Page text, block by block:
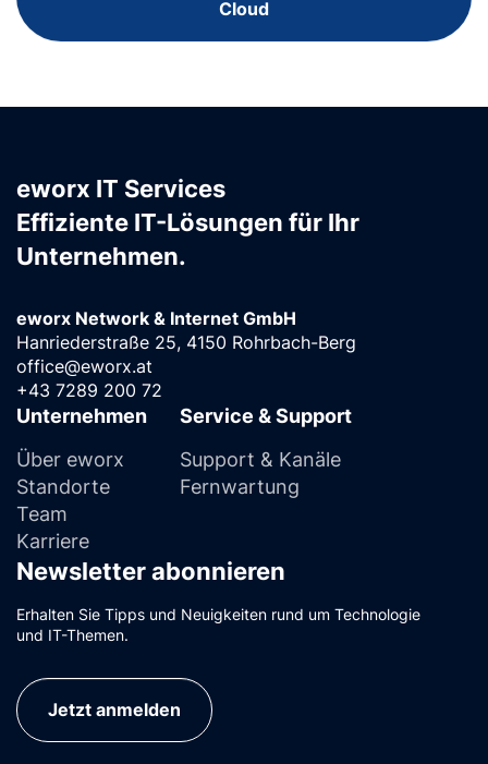
Cloud
eworx IT Services
Effiziente IT-Lösungen für Ihr
Unternehmen.
eworx Network & Internet GmbH
Hanriederstraße 25, 4150 Rohrbach-Berg
office@eworx.at
+43 7289 200 72
Unternehmen
Über eworx
Standorte
Team
Karriere
Service & Support
Support & Kanäle
Fernwartung
Newsletter abonnieren
Erhalten Sie Tipps und Neuigkeiten rund um Technologie
und IT-Themen.
Jetzt anmelden